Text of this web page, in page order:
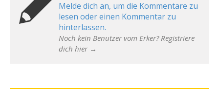
Melde dich an, um die Kommentare zu
lesen oder einen Kommentar zu
hinterlassen.
Noch kein Benutzer vom Erker? Registriere
dich hier →